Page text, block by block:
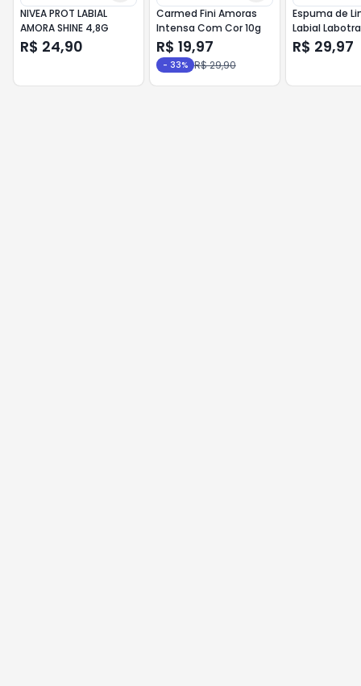
NIVEA PROT LABIAL
AMORA SHINE 4,8G
R$ 24,90
Carmed Fini Amoras
Intensa Com Cor 10g
R$ 19,97
- 33% R$ 29,90
Espuma de
Labial
Skin 2 em 1
Higieniza
R$ 29,97